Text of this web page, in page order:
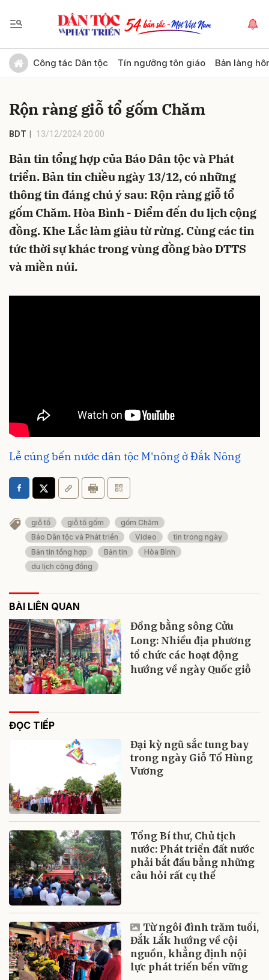
Công tác Dân tộc Tín ngưỡng tôn giáo Bản làng
Rộn ràng giỗ tổ gốm Chăm
BDT 13/12/2024 20:00
Bản tin tổng hợp của Báo Dân tộc và Phát
triển. Bản tin chiều ngày 13/12, có những
thông tin đáng chú ý sau: Rộn ràng giỗ tổ
gốm Chăm. Hòa Bình - Điểm đến du lịch cộng
đồng. Khe Lắc làm giàu từ rừng. Cùng các tin
tức thời sự khác trong vùng đồng bào DTTS
và miền núi.
Lễ cúng bến nước dân tộc M'nông ở Đắk Nông
giỗ tổ giỗ tổ gốm
gốm Chăm
Báo Dân tộc và Phát triển
Video
tin trong ngày
Bản tin tổng hợp
Bản tin
Hòa Bình
du lịch cộng đồng
BÀI LIÊN QUAN
Đồng bằng sông Cửu
Long: Nhiều địa phương
tổ chức các hoạt động
hướng về ngày Quốc giỗ
ĐỌC TIẾP
Đại kỳ ngũ sắc tung bay
trong ngày Giỗ Tổ Hùng
Vương
Tổng Bí thư, Chủ tịch
nước: Phát triển đất nước
phải bắt đầu bằng những
câu hỏi rất cụ thể
Từ ngôi đình trăm tuổi,
Đắk Lắk hướng về cội
nguồn, khẳng định nội
lực phát triển bền vững
Gửi bình luận
Hủy Gửi